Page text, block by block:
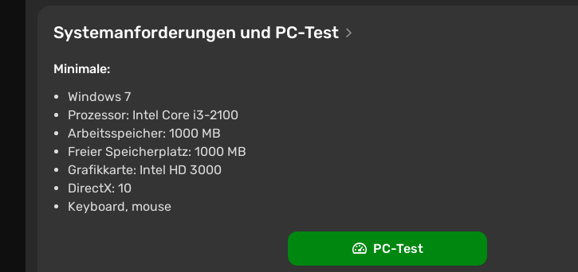
Systemanforderungen und PC-Test
Minimale:
Windows 7
Prozessor: Intel Core i3-2100
Arbeitsspeicher: 1000 MB
Freier Speicherplatz: 1000 MB
Grafikkarte: Intel HD 3000
DirectX: 10
Keyboard, mouse
PC-Test